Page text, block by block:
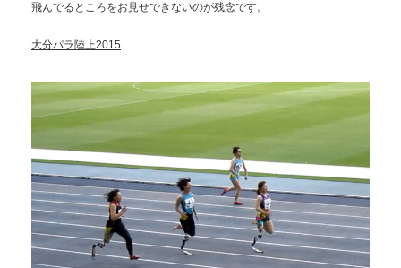
飛んでるところをお見せできないのが残念です。
大分パラ陸上2015